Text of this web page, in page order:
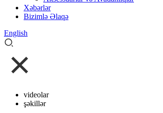
Xəbərlər
Bizimlə Əlaqə
English
videolar
şəkillər